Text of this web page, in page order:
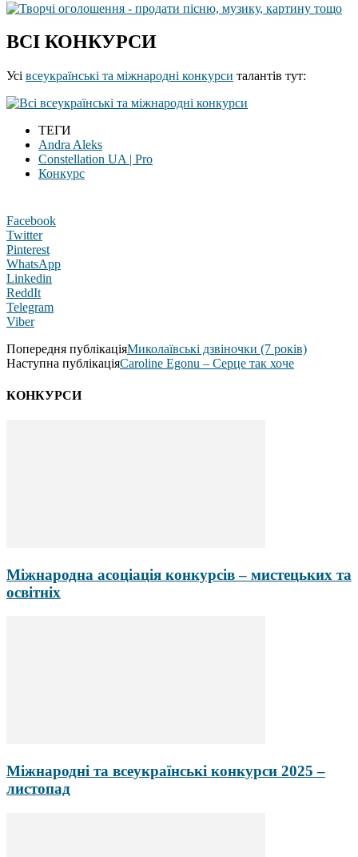
ВСІ КОНКУРСИ
Усі всеукраїнські та міжнародні конкурси талантів тут:
ТЕГИ
Andra Aleks
Constellation UA | Pro
Конкурс
Facebook
Twitter
Pinterest
WhatsApp
Linkedin
ReddIt
Telegram
Viber
Попередня публікаціяМиколаївські дзвіночки (7 років)
Наступна публікаціяCaroline Egonu – Серце так хоче
КОНКУРСИ
Міжнародна асоціація конкурсів – мистецьких та
освітніх
Міжнародні та всеукраїнські конкурси 2025 –
листопад